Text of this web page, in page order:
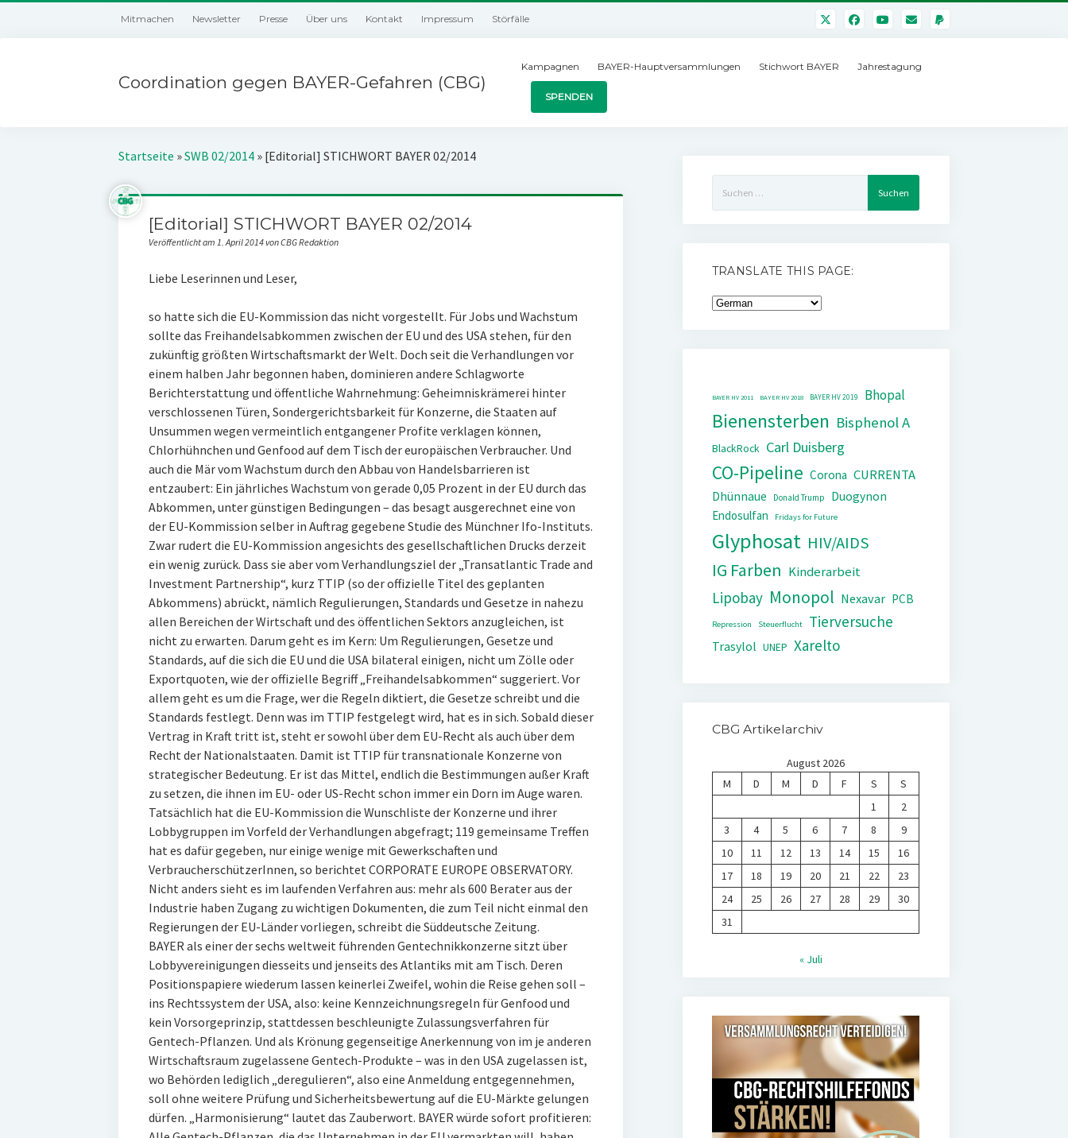
Mitmachen Newsletter Presse Über uns Kontakt Impressum Störfälle
Coordination gegen BAYER-Gefahren (CBG)
Kampagnen BAYER-Hauptversammlungen Stichwort BAYER Jahrestagung
SPENDEN
Startseite »SWB 02/2014 » [Editorial] STICHWORT BAYER 02/2014
[Editorial] STICHWORT BAYER 02/2014
Veröffentlicht am 1. April 2014 von CBG Redaktion
Liebe Leserinnen und Leser,
so hatte sich die EU-Kommission das nicht vorgestellt. Für Jobs und Wachstum
sollte das Freihandelsabkommen zwischen der EU und des USA stehen, für den
zukünftig größten Wirtschaftsmarkt der Welt. Doch seit die Verhandlungen vor
einem halben Jahr begonnen haben, dominieren andere Schlagworte
Berichterstattung und öffentliche Wahrnehmung: Geheimniskrämerei hinter
verschlossenen Türen, Sondergerichtsbarkeit für Konzerne, die Staaten auf
Unsummen wegen vermeintlich entgangener Profite verklagen können,
Chlorhühnchen und Genfood auf dem Tisch der europäischen Verbraucher. Und
auch die Mär vom Wachstum durch den Abbau von Handelsbarrieren ist
entzaubert: Ein jährliches Wachstum von gerade 0,05 Prozent in der EU durch das
Abkommen, unter günstigen Bedingungen – das besagt ausgerechnet eine von
der EU-Kommission selber in Auftrag gegebene Studie des Münchner Ifo-Instituts.
Zwar rudert die EU-Kommission angesichts des gesellschaftlichen Drucks derzeit
ein wenig zurück. Dass sie aber vom Verhandlungsziel der „Transatlantic Trade and
Investment Partnership“, kurz TTIP (so der offizielle Titel des geplanten
Abkommens) abrückt, nämlich Regulierungen, Standards und Gesetze in nahezu
allen Bereichen der Wirtschaft und des öffentlichen Sektors anzugleichen, ist
nicht zu erwarten. Darum geht es im Kern: Um Regulierungen, Gesetze und
Standards, auf die sich die EU und die USA bilateral einigen, nicht um Zölle oder
Exportquoten, wie der offizielle Begriff „Freihandelsabkommen“ suggeriert. Vor
allem geht es um die Frage, wer die Regeln diktiert, die Gesetze schreibt und die
Standards festlegt. Denn was im TTIP festgelegt wird, hat es in sich. Sobald dieser
Vertrag in Kraft tritt ist, steht er sowohl über dem EU-Recht als auch über dem
Recht der Nationalstaaten. Damit ist TTIP für transnationale Konzerne von
strategischer Bedeutung. Er ist das Mittel, endlich die Bestimmungen außer Kraft
zu setzen, die ihnen im EU- oder US-Recht schon immer ein Dorn im Auge waren.
Tatsächlich hat die EU-Kommission die Wunschliste der Konzerne und ihrer
Lobbygruppen im Vorfeld der Verhandlungen abgefragt; 119 gemeinsame Treffen
hat es dafür gegeben, nur einige wenige mit Gewerkschaften und
VerbraucherschützerInnen, so berichtet CORPORATE EUROPE OBSERVATORY.
Nicht anders sieht es im laufenden Verfahren aus: mehr als 600 Berater aus der
Industrie haben Zugang zu wichtigen Dokumenten, die zum Teil nicht einmal den
Regierungen der EU-Länder vorliegen, schreibt die Süddeutsche Zeitung.
BAYER als einer der sechs weltweit führenden Gentechnikkonzerne sitzt über
Lobbyvereinigungen diesseits und jenseits des Atlantiks mit am Tisch. Deren
Positionspapiere wiederum lassen keinerlei Zweifel, wohin die Reise gehen soll –
ins Rechtssystem der USA, also: keine Kennzeichnungsregeln für Genfood und
kein Vorsorgeprinzip, stattdessen beschleunigte Zulassungsverfahren für
Gentech-Pflanzen. Und als Krönung gegenseitige Anerkennung von im je anderen
Wirtschaftsraum zugelassene Gentech-Produkte – was in den USA zugelassen ist,
wo Behörden lediglich „deregulieren“, also eine Anmeldung entgegennehmen,
soll ohne weitere Prüfung und Sicherheitsbewertung auf die EU-Märkte gelungen
dürfen. „Harmonisierung“ lautet das Zauberwort. BAYER würde sofort profitieren:
nach:
TRANSLATE THIS PAGE:
BAYER HV 2011 BAYER HV 2018 BAYER HV 2019 Bhopal
Bienensterben Bisphenol A
BlackRock Carl Duisberg
CO-Pipeline Corona CURRENTA
Dhünnaue Donald Trump
Duogynon
Endosulfan
Fridays for Future
Glyphosat HIV/AIDS
IG Farben Kinderarbeit
Lipobay Monopol Nexavar PCB
Repression Steuerflucht Tierversuche
Trasylol UNEP Xarelto
CBG Artikelarchiv
August 2026
M
D M D F S
S
1
2
3
4 5 6 7 8
9
10
11 12 13 14 15
16
17
18 19 20 21 22
23
24
25 26 27 28 29
30
31
« Juli